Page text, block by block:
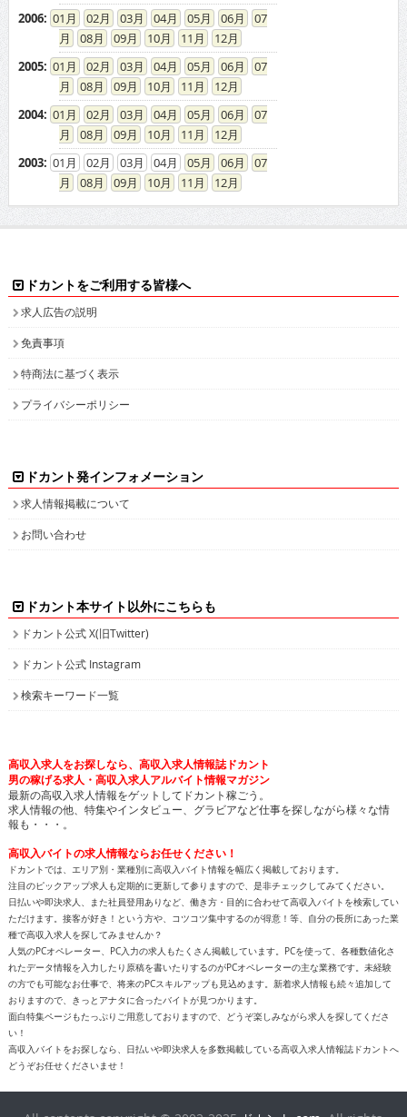
2006: 01 02 03 04 05 06
07
08
09 10 11
12
2005: 01 02 03 04 05 06
07
08
09 10 11
12
2004: 01 02 03 04 05 06
07
08
09 10 11
12
2003: 01 02 03 04 05 06
07
08
09 10 11 12
ドカントをご利用する皆様へ
求人広告の説明
免責事項
特商法に基づく表示
プライバシーポリシー
ドカント発インフォメーション
求人情報掲載について
お問い合わせ
ドカント本サイト以外にこちらも
ドカント公式 X(旧Twitter)
ドカント公式 Instagram
検索キーワード一覧
高収入求人をお探しなら、高収入求人情報誌ドカント
男の稼げる求人・高収入求人アルバイト情報マガジン
最新の高収入求人情報をゲットしてドカント稼ごう。
求人情報の他、特集やインタビュー、グラビアなど仕事を探しながら様々な情
報も・・・。
高収入バイトの求人情報ならお任せください！
ドカントでは、エリア別・業種別に高収入バイト情報を幅広く掲載しております。
注目のピックアップ求人も定期的に更新して参りますので、是非チェックしてみてください。
日払いや即決求人、また社員登用ありなど、働き方・目的に合わせて高収入バイトを検索してい
ただけます。接客が好き！という方や、コツコツ集中するのが得意！等、自分の長所にあった業
種で高収入求人を探してみませんか？
人気のPCオペレーター、PC入力の求人もたくさん掲載しています。PCを使って、各種数値化さ
れたデータ情報を入力したり原稿を書いたりするのがPCオペレーターの主な業務です。未経験
の方でも可能なお仕事で、将来のPCスキルアップも見込めます。新着求人情報も続々追加して
おりますので、きっとアナタに合ったバイトが見つかります。
面白特集ページもたっぷりご用意しておりますので、どうぞ楽しみながら求人を探してくださ
い！
高収入バイトをお探しなら、日払いや即決求人を多数掲載している高収入求人情報誌ドカントへ
どうぞお任せくださいませ！